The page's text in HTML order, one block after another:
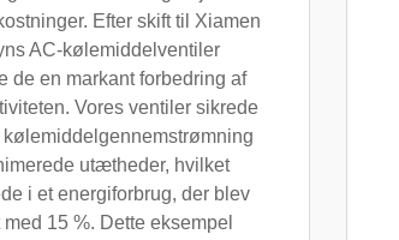
Efter skift til Xiamen
AC-kølemiddelventiler
de en markant forbedring af
Vores ventiler sikrede
utætheder, hvilket
i et energiforbrug, der blev
med 15 %. Dette eksempel